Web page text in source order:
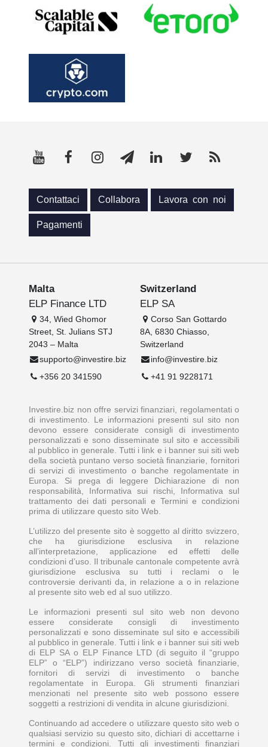
Contattaci Collabora Lavora con noi
Pagamenti
Malta
ELP Finance LTD
34, Wied Ghomor
Street, St. Julians STJ
2043 – Malta
supporto@investire.biz
+356 20 341590
Switzerland
ELP SA
Corso San Gottardo
8A, 6830 Chiasso,
Switzerland
info@investire.biz
+41 91 9228171
Investire.biz non offre servizi finanziari, regolamentati o
di investimento. Le informazioni presenti sul sito non
devono essere considerate consigli di investimento
personalizzati e sono disseminate sul sito e accessibili
al pubblico in generale. Tutti i link e i banner sui siti web
della società puntano verso società finanziarie, fornitori
di servizi di investimento o banche regolamentate in
Europa. Si prega di leggere Dichiarazione di non
responsabilità, Informativa sui rischi, Informativa sul
trattamento dei dati personali e Termini e condizioni
prima di utilizzare questo sito Web.
L’utilizzo del presente sito è soggetto al diritto svizzero,
che ha giurisdizione esclusiva in relazione
all’interpretazione, applicazione ed effetti delle
condizioni d’uso. Il tribunale cantonale competente avrà
giurisdizione esclusiva su tutti i reclami o le
controversie derivanti da, in relazione a o in relazione
al presente sito web ed al suo utilizzo.
Le informazioni presenti sul sito web non devono
essere considerate consigli di investimento
personalizzati e sono disseminate sul sito e accessibili
al pubblico in generale. Tutti i link e i banner sui siti web
di ELP SA o ELP Finance LTD (di seguito il “gruppo
ELP” o “ELP”) indirizzano verso società finanziarie,
fornitori di servizi di investimento o banche
regolamentate in Europa. Gli strumenti finanziari
menzionati nel presente sito web possono essere
soggetti a restrizioni di vendita in alcune giurisdizioni.
Continuando ad accedere o utilizzare questo sito web o
qualsiasi servizio su questo sito, dichiari di accettarne i
termini e condizioni. Tutti gli investimenti finanziari